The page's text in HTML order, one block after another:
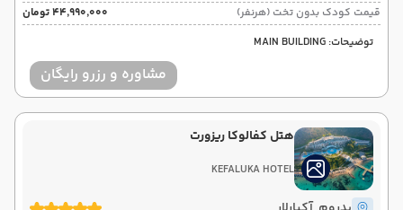
قیمت کودک بدون تخت (هرنفر)
۴۴٬۹۹۰٬۰۰۰ تومان
توضیحات: MAIN BUILDING
مشاوره و رزرو رایگان
هتل کفالوکا ریزورت
KEFALUKA HOTEL